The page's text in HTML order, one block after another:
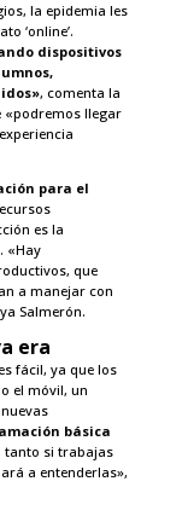
la epidemia les
‘online’.
dispositivos
, comenta la
«podremos llegar
para el
es la
«Hay
que
a manejar con
Salmerón.
era
fácil, ya que los
el móvil, un
básica
tanto si trabajas
a entenderlas»,